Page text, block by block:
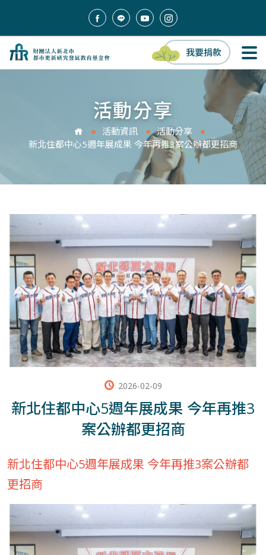
我要捐款
活動分享
活動資訊
活動分享
新北住都中心5週年展成果 今年再推3案公辦都更招商
2026-02-09
新北住都中心5週年展成果 今年再推3
案公辦都更招商
新北住都中心5週年展成果 今年再推3案公辦都
更招商